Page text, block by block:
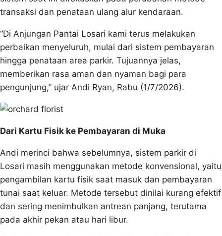
transaksi dan penataan ulang alur kendaraan.
“Di Anjungan Pantai Losari kami terus melakukan
perbaikan menyeluruh, mulai dari sistem pembayaran
hingga penataan area parkir. Tujuannya jelas,
memberikan rasa aman dan nyaman bagi para
pengunjung,” ujar Andi Ryan, Rabu (1/7/2026).
Dari Kartu Fisik ke Pembayaran di Muka
Andi merinci bahwa sebelumnya, sistem parkir di
Losari masih menggunakan metode konvensional, yaitu
pengambilan kartu fisik saat masuk dan pembayaran
tunai saat keluar. Metode tersebut dinilai kurang efektif
dan sering menimbulkan antrean panjang, terutama
pada akhir pekan atau hari libur.